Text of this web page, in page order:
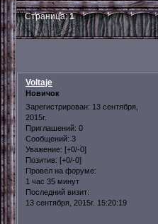
Страница:1
Voltaje
Новичок
Зарегистрирован: 13 сентября,
2015г.
Приглашений: 0
Сообщений: 3
Уважение: [+0/-0]
Позитив: [+0/-0]
Провел на форуме:
1 час 35 минут
Последний визит:
13 сентября, 2015г. 15:20:19